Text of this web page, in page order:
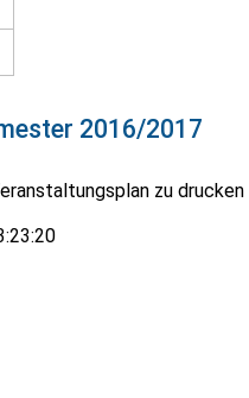
2016/2017
zu drucken